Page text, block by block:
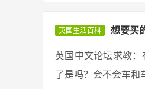
英国生活百科 想要买
英国中文论坛求教
了是吗？会不会车和